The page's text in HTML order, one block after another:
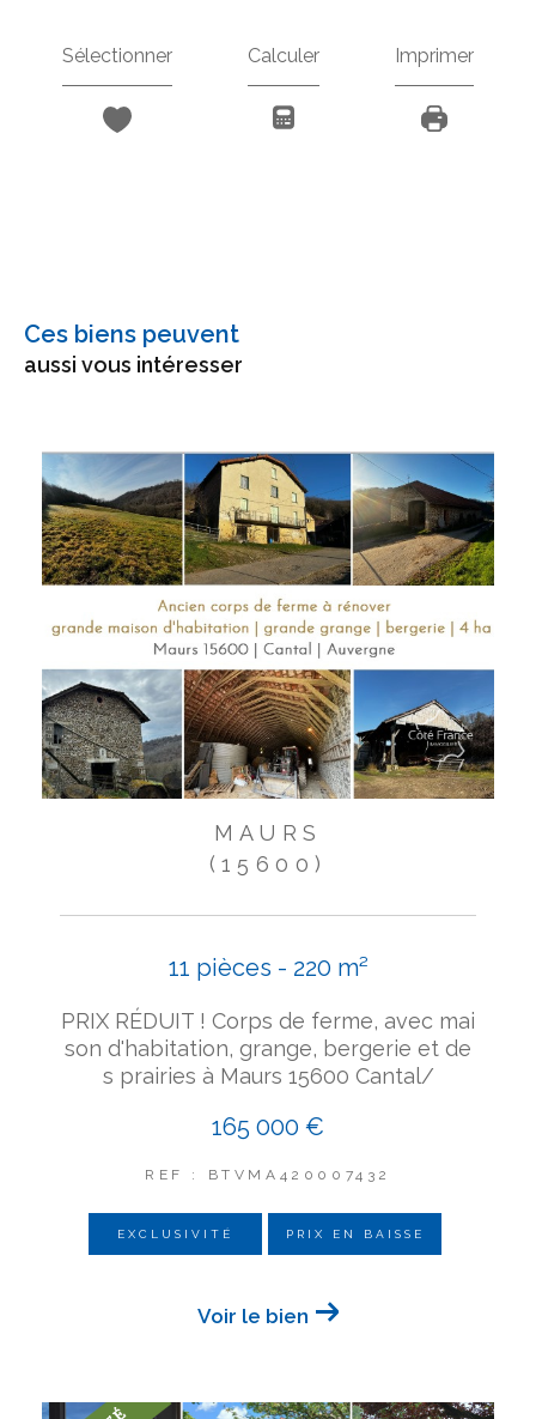
Sélectionner Calculer Imprimer
Ces biens peuvent
aussi vous intéresser
MAURS
(15600)
11 pièces - 220 m²
PRIX RÉDUIT ! Corps de ferme, avec mai
son d'habitation, grange, bergerie et de
s prairies à Maurs 15600 Cantal/
165 000 €
REF : BTVMA420007432
EXCLUSIVITÉ PRIX EN BAISSE
Voir le bien